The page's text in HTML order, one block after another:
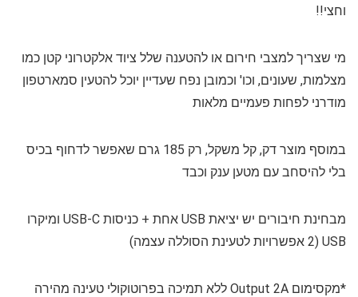
וחצי!!
מי שצריך למצבי חירום או להטענה שלל ציוד אלקטרוני קטן כמו
מצלמות, שעונים, וכו' וכמובן נפח שעדיין יוכל להטעין סמארטפון
מודרני לפחות פעמיים מלאות
במוסף מוצר דק, קל משקל, רק 185 גרם שאפשר לדחוף בכיס
בלי להיסחב עם מטען ענק וכבד
מבחינת חיבורים יש יציאת USB אחת + כניסות USB-C ומיקרו
USB (2 אפשרויות לטעינת הסוללה עצמה)
*מקסימום Output 2A ללא תמיכה בפרוטוקולי טעינה מהירה